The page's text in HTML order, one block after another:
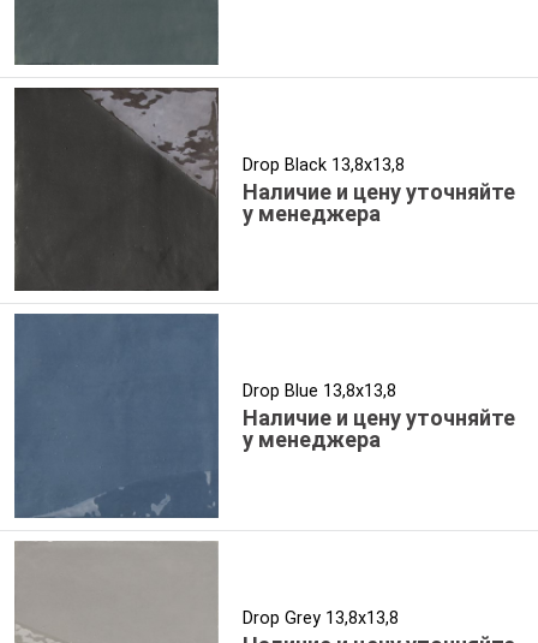
Drop Black 13,8x13,8
Наличие и цену уточняйте
у менеджера
Drop Blue 13,8x13,8
Наличие и цену уточняйте
у менеджера
Drop Grey 13,8x13,8